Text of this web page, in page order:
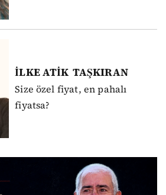
İLKE ATİK TAŞKIRAN
Size özel fiyat, en pahalı
fiyatsa?